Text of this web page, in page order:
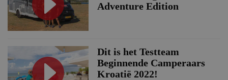
Adventure Edition
Dit is het Testteam
Beginnende Camperaars
Kroatië 2022!